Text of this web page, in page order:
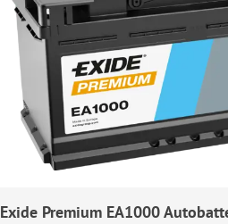
Exide Premium EA1000